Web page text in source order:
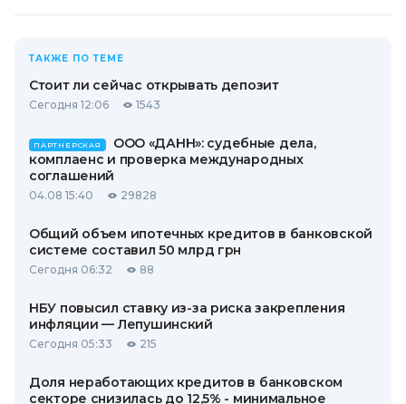
ТАКЖЕ ПО ТЕМЕ
Стоит ли сейчас открывать депозит
Сегодня 12:06 1543
ПАРТНЕРСКАЯ
ООО «ДАНН»: судебные дела,
комплаенс и проверка международных
соглашений
04.08 15:40 29828
Общий объем ипотечных кредитов в банковской
системе составил 50 млрд грн
Сегодня 06:32 88
НБУ повысил ставку из-за риска закрепления
инфляции — Лепушинский
Сегодня 05:33 215
Доля неработающих кредитов в банковском
секторе снизилась до 12,5% - минимальное